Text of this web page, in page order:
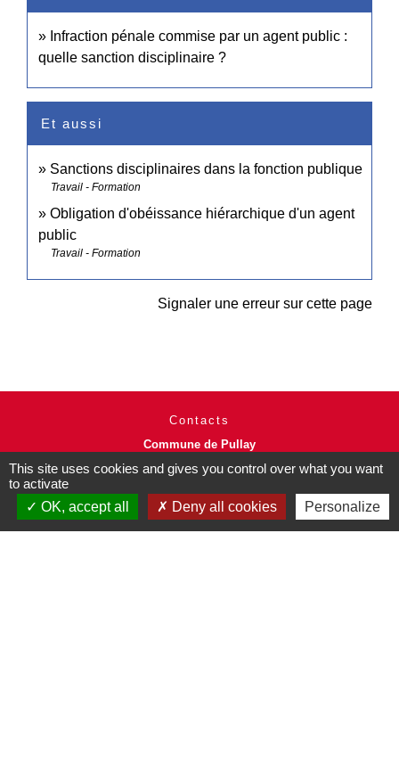
Infraction pénale commise par un agent public :
quelle sanction disciplinaire ?
Et aussi
Sanctions disciplinaires dans la fonction publique
Travail - Formation
Obligation d'obéissance hiérarchique d'un agent
public
Travail - Formation
Signaler une erreur sur cette page
Contacts
Commune de Pullay
2 rue des Rossignols
27130 Pullay - FRANCE
+33 2 32 32 18 58
Site internet :
This site uses cookies and gives you control over what you want
to activate
OK, accept all
Deny all cookies Personalize